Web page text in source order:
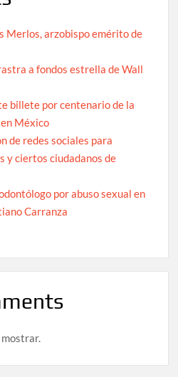
Merlos, arzobispo emérito de
a fondos estrella de Wall
billete por centenario de la
México
de redes sociales para
y ciertos ciudadanos de
por abuso sexual en
Carranza